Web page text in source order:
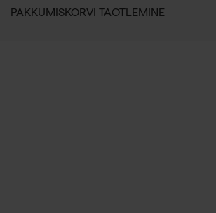
PAKKUMISKORVI TAOTLEMINE